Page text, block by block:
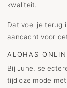
kwaliteit.
Dat voel je terug
aandacht voor
ALOHAS
Bij June.
tijdloze mode